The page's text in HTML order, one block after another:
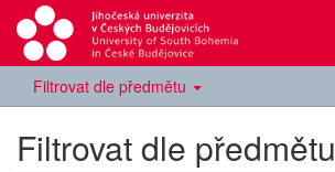
Filtrovat dle předmětu
Filtrovat dle předmětu